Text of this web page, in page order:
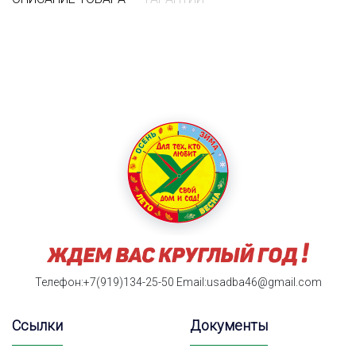
Телефон:+7(919)134-25-50 Email:usadba46@gmail.com
Ссылки Документы